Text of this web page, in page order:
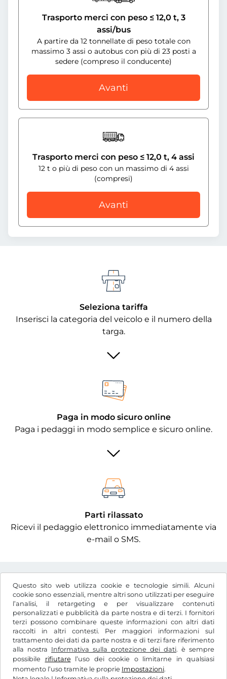
Questo sito web utilizza cookie e tecnologie simili. Alcuni
cookie sono essenziali, mentre altri sono utilizzati per eseguire
l’analisi, il retargeting e per visualizzare contenuti
personalizzati e pubblicità da parte nostra e di terzi. I fornitori
terzi possono combinare queste informazioni con altri dati
raccolti in altri contesti. Per maggiori informazioni sul
trattamento dei dati da parte nostra e di terzi fare riferimento
alla nostra Informativa sulla protezione dei dati. è sempre
possibile rifiutarel’uso dei cookie o limitarne in qualsiasi
momento l’uso tramite le proprie Impostazioni.
Trasporto merci con peso ≤ 12,0 t, 3
assi/bus
A partire da 12 tonnellate di peso totale con
massimo 3 assi o autobus con più di 23 posti a
sedere (compreso il conducente)
Avanti
Trasporto merci con peso ≤ 12,0 t, 4 assi
12 t o più di peso con un massimo di 4 assi
(compresi)
Avanti
Seleziona tariffa
Inserisci la categoria del veicolo e il numero della
targa.
Paga in modo sicuro online
Paga i pedaggi in modo semplice e sicuro online.
Parti rilassato
Ricevi il pedaggio elettronico immediatamente via
e-mail o SMS.
RON
Facebook Instagram
CGC / Diritto di recesso